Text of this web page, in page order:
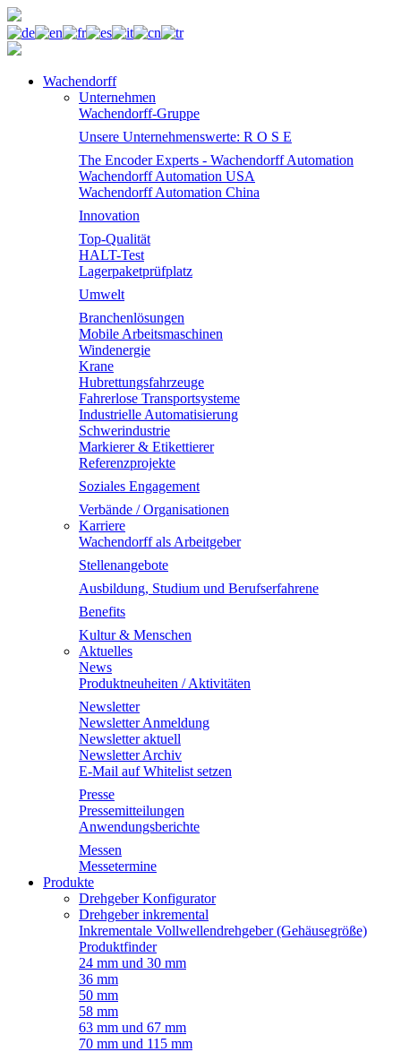
Wachendorff
Unternehmen
Wachendorff-Gruppe
Unsere Unternehmenswerte: R O S E
The Encoder Experts - Wachendorff Automation
Wachendorff Automation USA
Wachendorff Automation China
Innovation
Top-Qualität
HALT-Test
Lagerpaketprüfplatz
Umwelt
Branchenlösungen
Mobile Arbeitsmaschinen
Windenergie
Krane
Hubrettungsfahrzeuge
Fahrerlose Transportsysteme
Industrielle Automatisierung
Schwerindustrie
Markierer & Etikettierer
Referenzprojekte
Soziales Engagement
Verbände / Organisationen
Karriere
Wachendorff als Arbeitgeber
Stellenangebote
Ausbildung, Studium und Berufserfahrene
Benefits
Kultur & Menschen
Aktuelles
News
Produktneuheiten / Aktivitäten
Newsletter
Newsletter Anmeldung
Newsletter aktuell
Newsletter Archiv
E-Mail auf Whitelist setzen
Presse
Pressemitteilungen
Anwendungsberichte
Messen
Messetermine
Produkte
Drehgeber Konfigurator
Drehgeber inkremental
Inkrementale Vollwellendrehgeber (Gehäusegröße)
Produktfinder
24 mm und 30 mm
36 mm
50 mm
58 mm
63 mm und 67 mm
70 mm und 115 mm